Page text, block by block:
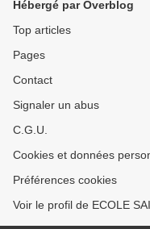
Hébergé par Overblog
Top articles
Pages
Contact
Signaler un abus
C.G.U.
Cookies et données
Préférences cookies
Voir le profil de ECOLE